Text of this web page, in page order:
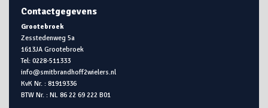
Contactgegevens
Grootebroek
Zesstedenweg 5a
1613JA Grootebroek
Tel: 0228-511333
info@smitbrandhoff2wielers.nl
KvK Nr. : 81919336
BTW Nr. : NL 86 22 69 222 B01